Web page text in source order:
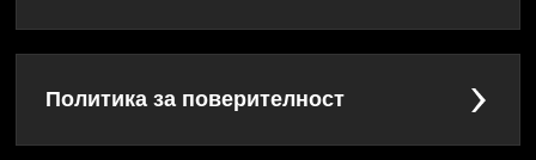
Политика за поверителност